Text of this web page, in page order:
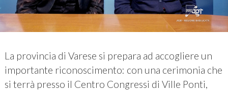
La provincia di Varese si prepara ad accogliere un
importante riconoscimento: con una cerimonia che
si terrà presso il Centro Congressi di Ville Ponti,